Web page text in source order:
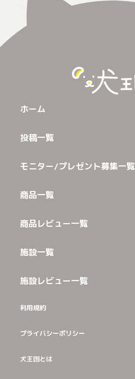
ホーム
投稿一覧
モニター/プレゼント募集一覧
商品一覧
商品レビュー一覧
施設一覧
施設レビュー一覧
利用規約
プライバシーポリシー
犬王国とは